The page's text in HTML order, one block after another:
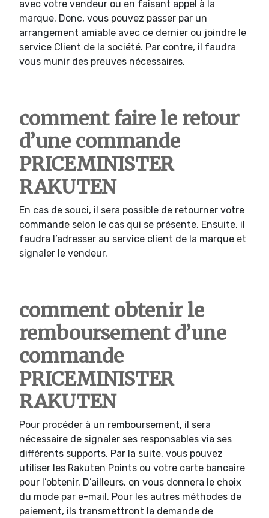
avec votre vendeur ou en faisant appel à la
marque. Donc, vous pouvez passer par un
arrangement amiable avec ce dernier ou joindre le
service Client de la société. Par contre, il faudra
vous munir des preuves nécessaires.
comment faire le retour
d’une commande
PRICEMINISTER
RAKUTEN
En cas de souci, il sera possible de retourner votre
commande selon le cas qui se présente. Ensuite, il
faudra l’adresser au service client de la marque et
signaler le vendeur.
comment obtenir le
remboursement d’une
commande
PRICEMINISTER
RAKUTEN
Pour procéder à un remboursement, il sera
nécessaire de signaler ses responsables via ses
différents supports. Par la suite, vous pouvez
utiliser les Rakuten Points ou votre carte bancaire
pour l’obtenir. D’ailleurs, on vous donnera le choix
du mode par e-mail. Pour les autres méthodes de
paiement, ils transmettront la demande de